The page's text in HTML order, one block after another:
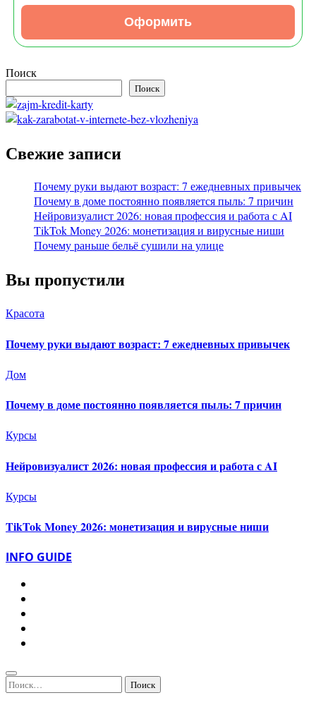
Оформить
Поиск
Поиск
Свежие записи
Почему руки выдают возраст: 7 ежедневных привычек
Почему в доме постоянно появляется пыль: 7 причин
Нейровизуалист 2026: новая профессия и работа с AI
TikTok Money 2026: монетизация и вирусные ниши
Почему раньше бельё сушили на улице
Вы пропустили
Красота
Почему руки выдают возраст: 7 ежедневных привычек
Дом
Почему в доме постоянно появляется пыль: 7 причин
Курсы
Нейровизуалист 2026: новая профессия и работа с AI
Курсы
TikTok Money 2026: монетизация и вирусные ниши
INFO GUIDE
Найти: